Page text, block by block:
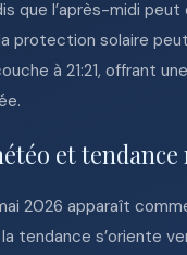
que l’après-midi peut
protection solaire
à 21:21, offrant
et tendance
2026 apparaît
tendance s’oriente